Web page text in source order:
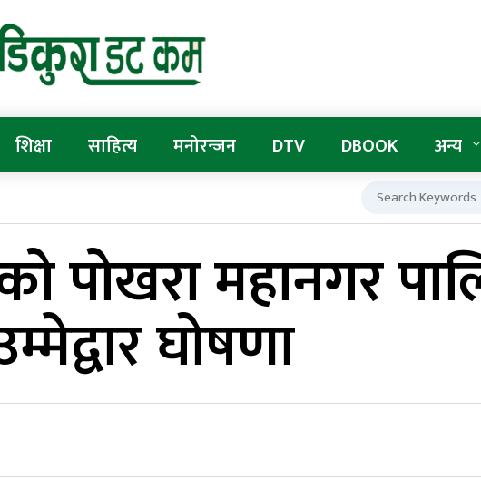
शिक्षा साहित्य मनोरन्जन DTV DBOOK अन्य
पोखरा महानगर
घोषणा